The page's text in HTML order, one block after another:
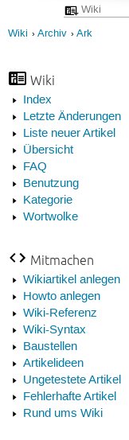
Wiki Archiv Ark
Wiki
Index
Letzte Änderungen
Liste neuer Artikel
Übersicht
FAQ
Benutzung
Kategorie
Wortwolke
Mitmachen
Wikiartikel anlegen
Howto anlegen
Wiki-Referenz
Wiki-Syntax
Baustellen
Artikelideen
Ungetestete Artikel
Fehlerhafte Artikel
Rund ums Wiki